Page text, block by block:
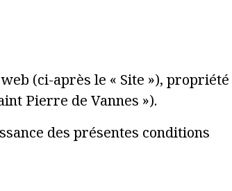
(ci-après le « Site »),
Pierre de Vannes »).
des présentes conditions